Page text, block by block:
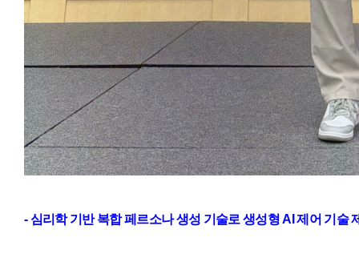
-심리학 기반 복합 페르소나 생성 기술로 생성형AI제어 기술